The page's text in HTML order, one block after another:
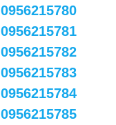
0956215780
0956215781
0956215782
0956215783
0956215784
0956215785